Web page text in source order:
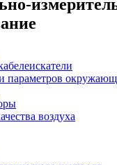
параметров
воздуха